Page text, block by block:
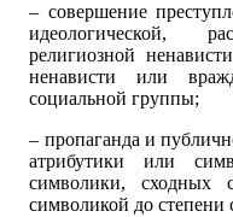
– совершение
идеологической,
религиозной
ненависти или
социальной группы;
– пропаганда и
атрибутики или
символики, сходных
символикой до степени